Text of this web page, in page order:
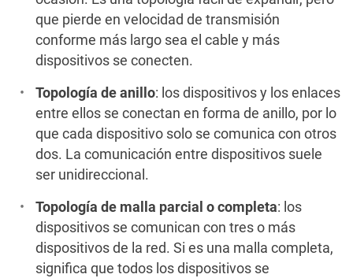
que pierde en velocidad de transmisión
conforme más largo sea el cable y más
dispositivos se conecten.
Topología de anillo: los dispositivos y los enlaces
entre ellos se conectan en forma de anillo, por lo
que cada dispositivo solo se comunica con otros
dos. La comunicación entre dispositivos suele
ser unidireccional.
Topología de malla parcial o completa: los
dispositivos se comunican con tres o más
dispositivos de la red. Si es una malla completa,
significa que todos los dispositivos se